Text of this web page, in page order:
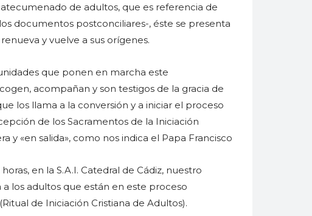
de adultos, que es referencia de
documentos postconciliares-, éste se presenta
y vuelve a sus orígenes.
que ponen en marcha este
acompañan y son testigos de la gracia de
los llama a la conversión y a iniciar el proceso
de los Sacramentos de la Iniciación
y «en salida», como nos indica el Papa Francisco
en la S.A.I. Catedral de Cádiz, nuestro
los adultos que están en este proceso
de Iniciación Cristiana de Adultos).